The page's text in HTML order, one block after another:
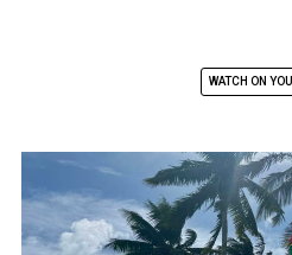
WATCH ON